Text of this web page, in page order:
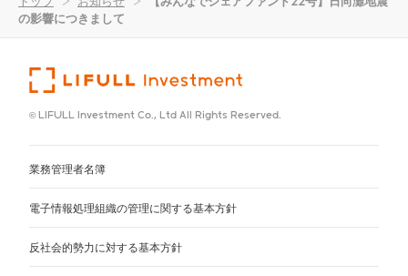
の影響につきまして
© LIFULL Investment Co., Ltd All Rights Reserved.
業務管理者名簿
電子情報処理組織の管理に関する基本方針
反社会的勢力に対する基本方針